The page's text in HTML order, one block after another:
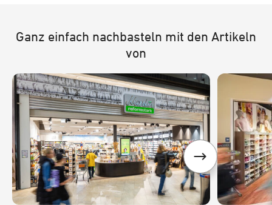
Ganz einfach nachbasteln mit den Artikeln
von